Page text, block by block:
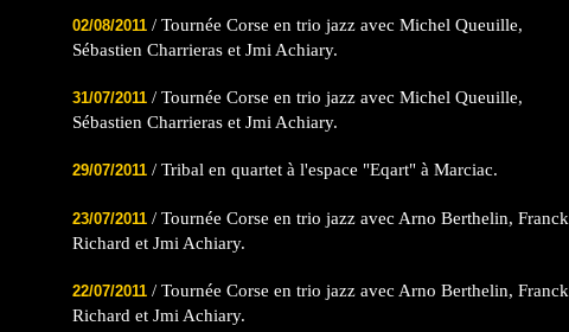
02/08/2011/ Tournée Corse en trio jazz avec Michel Queuille,
Sébastien Charrieras et Jmi Achiary.
31/07/2011/ Tournée Corse en trio jazz avec Michel Queuille,
Sébastien Charrieras et Jmi Achiary.
29/07/2011/ Tribal en quartet à l'espace "Eqart" à Marciac.
23/07/2011/ Tournée Corse en trio jazz avec Arno Berthelin, Franck
Richard et Jmi Achiary.
22/07/2011/ Tournée Corse en trio jazz avec Arno Berthelin, Franck
Richard et Jmi Achiary.